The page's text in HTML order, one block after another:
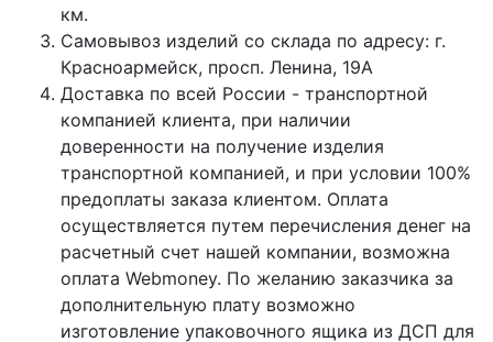
км.
Самовывоз изделий со склада по адресу: г.
Красноармейск, просп. Ленина, 19А
Доставка по всей России - транспортной
компанией клиента, при наличии
доверенности на получение изделия
транспортной компанией, и при условии 100%
предоплаты заказа клиентом. Оплата
осуществляется путем перечисления денег на
расчетный счет нашей компании, возможна
оплата Webmoney. По желанию заказчика за
дополнительную плату возможно
изготовление упаковочного ящика из ДСП для